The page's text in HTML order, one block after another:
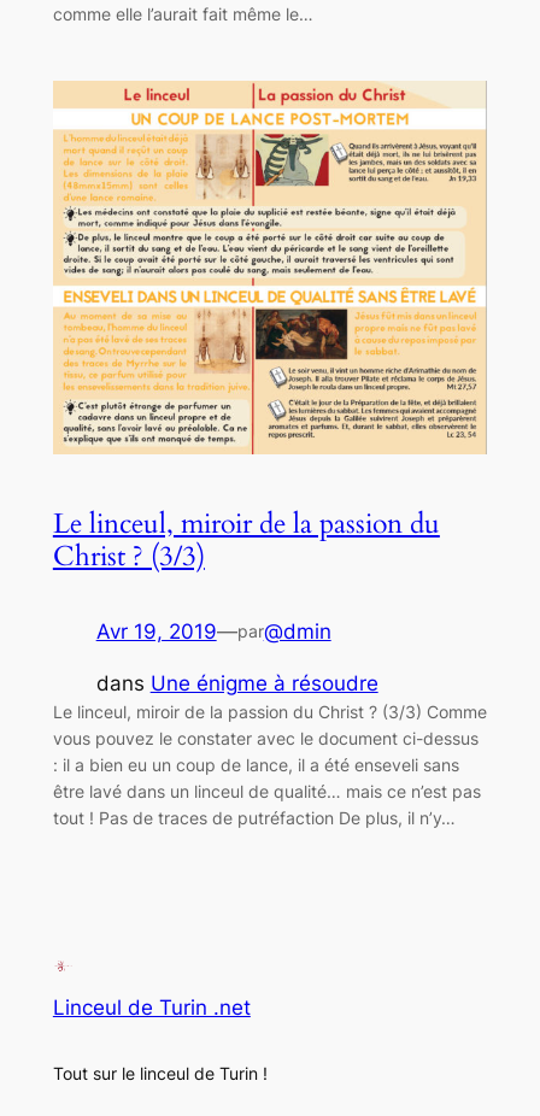
comme elle l’aurait fait même le…
Le linceul, miroir de la passion du
Christ ? (3/3)
Avr 19, 2019—par@dmin
dans Une énigme à résoudre
Le linceul, miroir de la passion du Christ ? (3/3) Comme
vous pouvez le constater avec le document ci-dessus
: il a bien eu un coup de lance, il a été enseveli sans
être lavé dans un linceul de qualité… mais ce n’est pas
tout ! Pas de traces de putréfaction De plus, il n’y…
Linceul de Turin .net
Tout sur le linceul de Turin !